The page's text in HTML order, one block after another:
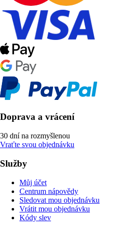
Doprava a vrácení
30 dní na rozmyšlenou
Vraťte svou objednávku
Služby
Můj účet
Centrum nápovědy
Sledovat mou objednávku
Vrátit mou objednávku
Kódy slev